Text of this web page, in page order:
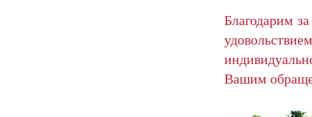
Благодарим
Вашим